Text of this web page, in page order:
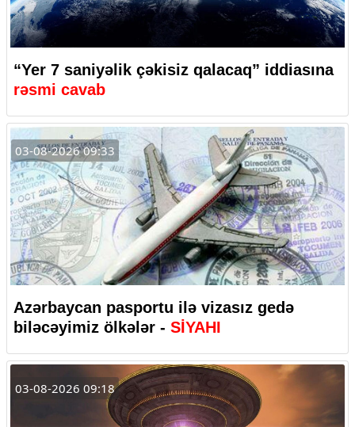
“Yer 7 saniyəlik çəkisiz qalacaq” iddiasına
rəsmi cavab
03-08-2026 09:33
Azərbaycan pasportu ilə vizasız gedə
biləcəyimiz ölkələr - SİYAHI
03-08-2026 09:18